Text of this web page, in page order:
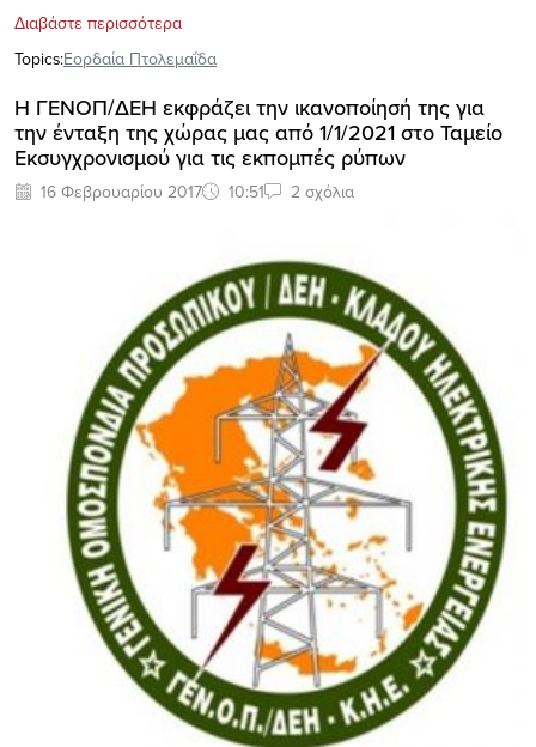
Διαβάστε περισσότερα
Topics:Εορδαία Πτολεμαΐδα
Η ΓΕΝΟΠ/ΔΕΗ εκφράζει την ικανοποίησή της για
την ένταξη της χώρας μας από 1/1/2021 στο Ταμείο
Εκσυγχρονισμού για τις εκπομπές ρύπων
16 Φεβρουαρίου 2017 10:51 2 σχόλια